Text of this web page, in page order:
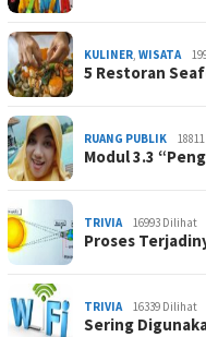
KULINER, WISATA
5 Restoran
RUANG PUBLIK
Modul 3.3
TRIVIA 16993 Dilihat
Proses
TRIVIA 16339 Dilihat
Sering